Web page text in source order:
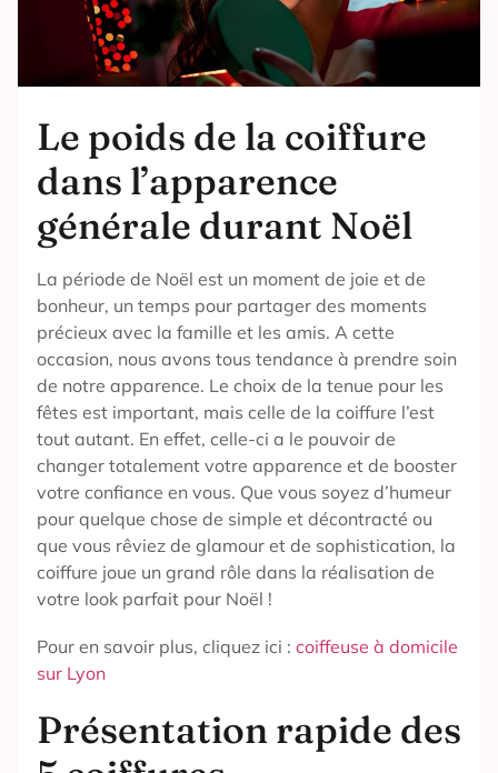
Le poids de la coiffure
dans l’apparence
générale durant Noël
La période de Noël est un moment de joie et de
bonheur, un temps pour partager des moments
précieux avec la famille et les amis. A cette
occasion, nous avons tous tendance à prendre soin
de notre apparence. Le choix de la tenue pour les
fêtes est important, mais celle de la coiffure l’est
tout autant. En effet, celle-ci a le pouvoir de
changer totalement votre apparence et de booster
votre confiance en vous. Que vous soyez d’humeur
pour quelque chose de simple et décontracté ou
que vous rêviez de glamour et de sophistication, la
coiffure joue un grand rôle dans la réalisation de
votre look parfait pour Noël !
Pour en savoir plus, cliquez ici : coiffeuse à domicile
sur Lyon
Présentation rapide des